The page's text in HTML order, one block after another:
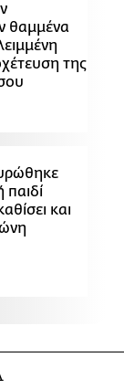
θαμμένα
της
παιδί
και